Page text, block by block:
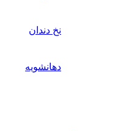
نخ دندان
دهانشویه